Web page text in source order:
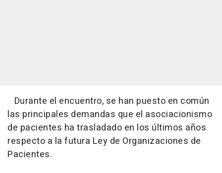
Durante el encuentro, se han puesto en común
las principales demandas que el asociacionismo
de pacientes ha trasladado en los últimos años
respecto a la futura Ley de Organizaciones de
Pacientes.